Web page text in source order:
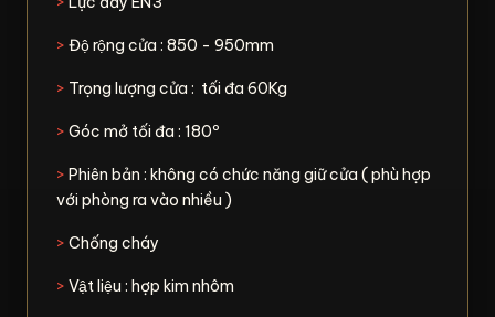
> Độ rộng cửa : 850 - 950mm
> Trọng lượng cửa : tối đa 60Kg
> Góc mở tối đa : 180º
> Phiên bản : không có chức năng giữ cửa ( phù hợp
với phòng ra vào nhiều )
> Chống cháy
> Vật liệu : hợp kim nhôm